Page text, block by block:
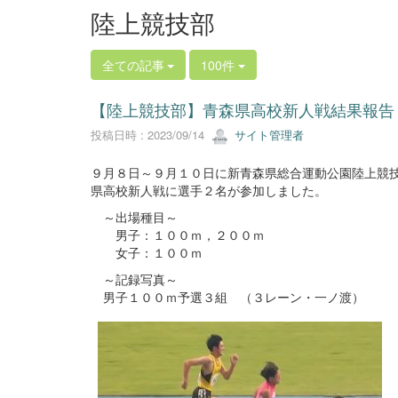
陸上競技部
全ての記事 100件
【陸上競技部】青森県高校新人戦結果報告
投稿日時 : 2023/09/14 サイト管理者
９月８日～９月１０日に新青森県総合運動公園陸上競
県高校新人戦に選手２名が参加しました。
～出場種目～
男子：１００ｍ，２００ｍ
女子：１００ｍ
～記録写真～
男子１００ｍ予選３組 （３レーン・一ノ渡）